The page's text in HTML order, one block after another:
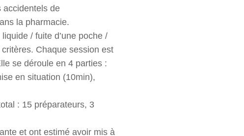
accidentels de
la pharmacie.
/ fuite d’une poche /
Chaque session est
se déroule en 4 parties :
en situation (10min),
: 15 préparateurs, 3
et ont estimé avoir mis à